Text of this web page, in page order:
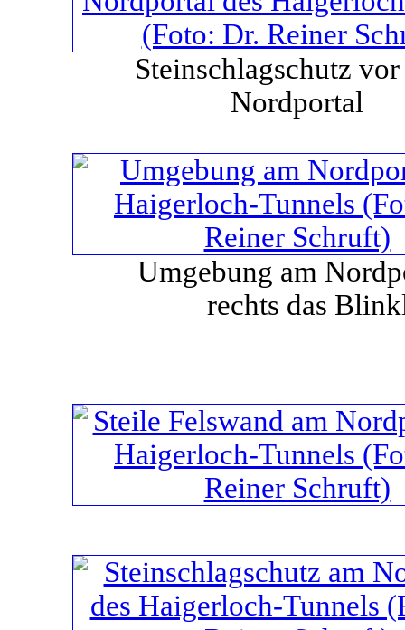
Steinschlagschutz
Nordportal
Umgebung am
rechts das